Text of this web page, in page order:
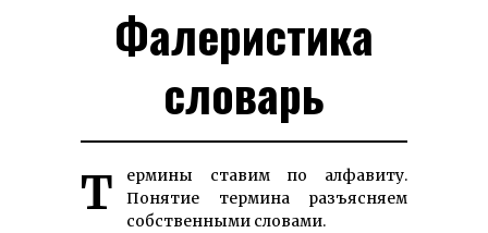
Фалеристика
словарь
Термины ставим по алфавиту.
Понятие термина разъясняем
собственными словами.